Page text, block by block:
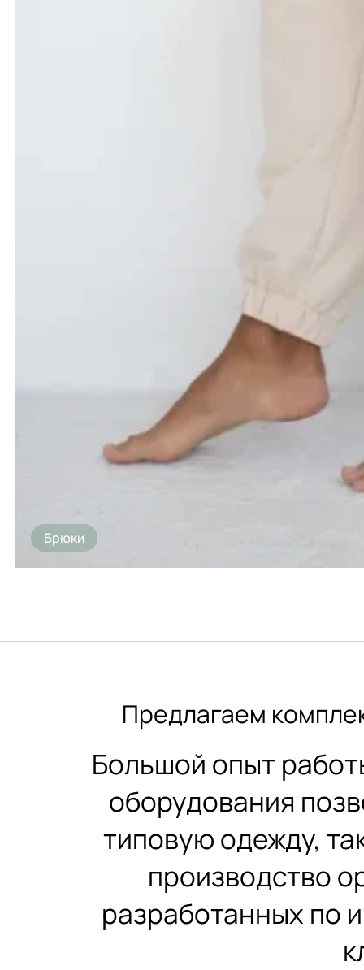
Брюки
Предлагаем
Большой опыт
оборудования
типовую одежду,
производство
разработанных по